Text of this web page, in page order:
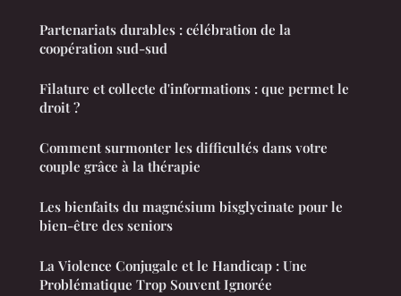
Partenariats durables : célébration de la
coopération sud-sud
Filature et collecte d'informations : que permet le
droit ?
Comment surmonter les difficultés dans votre
couple grâce à la thérapie
Les bienfaits du magnésium bisglycinate pour le
bien-être des seniors
La Violence Conjugale et le Handicap : Une
Problématique Trop Souvent Ignorée